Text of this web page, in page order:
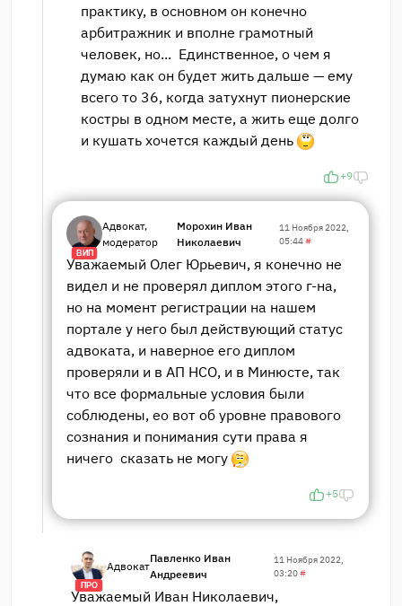
практику, в основном он конечно
арбитражник и вполне грамотный
человек, но... Единственное, о чем я
думаю как он будет жить дальше — ему
всего то 36, когда затухнут пионерские
костры в одном месте, а жить еще долго
и кушать хочется каждый день
+9
ВИП
Адвокат,
модератор
Морохин Иван
Николаевич
11 Ноября 2022,
05:44#
Уважаемый Олег Юрьевич, я конечно не
видел и не проверял диплом этого г-на,
но на момент регистрации на нашем
портале у него был действующий статус
адвоката, и наверное его диплом
проверяли и в АП НСО, и в Минюсте, так
что все формальные условия были
соблюдены, ео вот об уровне правового
сознания и понимания сути права я
ничего сказать не могу
+5
ПРО
Адвокат
Павленко Иван
Андреевич
11 Ноября 2022,
03:20#
Уважаемый Иван Николаевич,